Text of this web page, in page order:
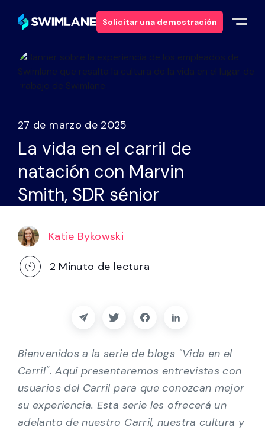
Solicitar una demostración
Por qué Swimlane
Productos
Servicios
Recursos
Acerca de
Socios
Ayuda
Español
27 de marzo de 2025
La vida en el carril de
natación con Marvin
Smith, SDR sénior
Katie Bykowski
2 Minuto de lectura
Bienvenidos a la serie de blogs "Vida en el
Carril". Aquí presentaremos entrevistas con
usuarios del Carril para que conozcan mejor
su experiencia. Esta serie les ofrecerá un
adelanto de nuestro Carril, nuestra cultura y